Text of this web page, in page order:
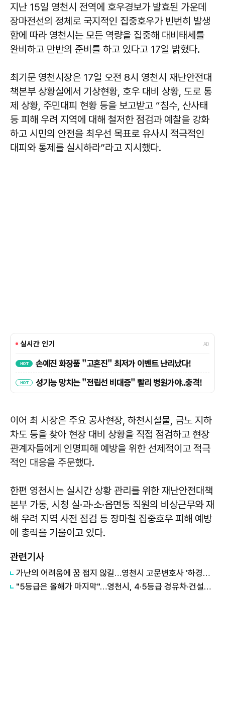
지난 15일 영천시 전역에 호우경보가 발효된 가운데
장마전선의 정체로 국지적인 집중호우가 빈번히 발생
함에 따라 영천시는 모든 역량을 집중해 대비태세를
완비하고 만반의 준비를 하고 있다고 17일 밝혔다.
최기문 영천시장은 17일 오전 8시 영천시 재난안전대
책본부 상황실에서 기상현황, 호우 대비 상황, 도로 통
제 상황, 주민대피 현황 등을 보고받고 “침수, 산사태
등 피해 우려 지역에 대해 철저한 점검과 예찰을 강화
하고 시민의 안전을 최우선 목표로 유사시 적극적인
대피와 통제를 실시하라”라고 지시했다.
이어 최 시장은 주요 공사현장, 하천시설물, 금노 지하
차도 등을 찾아 현장 대비 상황을 직접 점검하고 현장
관계자들에게 인명피해 예방을 위한 선제적이고 적극
적인 대응을 주문했다.
한편 영천시는 실시간 상황 관리를 위한 재난안전대책
본부 가동, 시청 실·과·소·읍면동 직원의 비상근무와 재
해 우려 지역 사전 점검 등 장마철 집중호우 피해 예방
에 총력을 기울이고 있다.
관련기사
가난의 어려움에 꿈 접지 않길…영천시 고문변호사 '하경환의 묵묵한 청소년' 응원가
"5등급은 올해가 마지막"…영천시, 4·5등급 경유차·건설기계 조기폐차 추진